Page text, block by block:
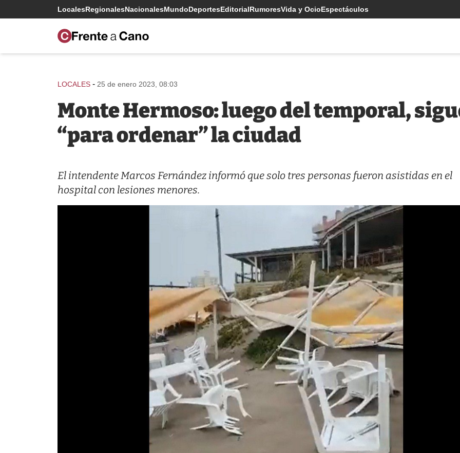
LocalesRegionalesNacionalesMundoDeportesEditorialRumoresVida y OcioEspectáculos
LOCALES - 25 de enero 2023, 08:03
Monte Hermoso: luego del temporal,
“para ordenar” la ciudad
El intendente Marcos Fernández informó que solo tres personas fueron asistidas en el
hospital con lesiones menores.